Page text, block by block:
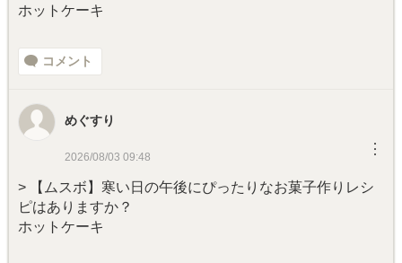
ホットケーキ
コメント
めぐすり
2026/08/03 09:48 ︙
> 【ムスボ】寒い日の午後にぴったりなお菓子作りレシ
ピはありますか？
ホットケーキ